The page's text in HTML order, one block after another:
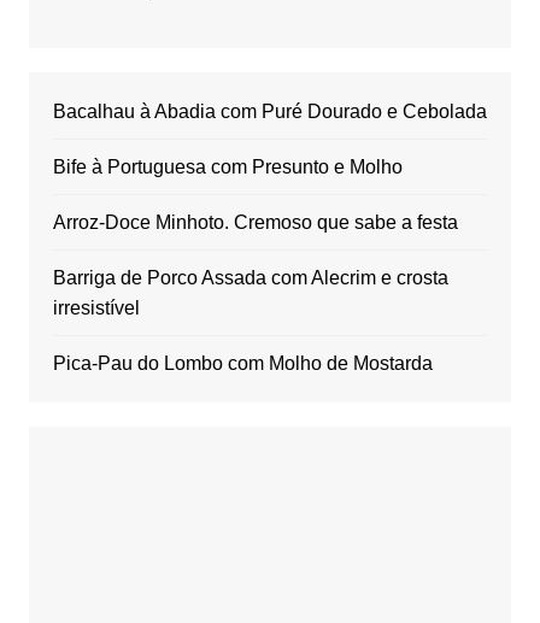
Bacalhau à Abadia com Puré Dourado e Cebolada
Bife à Portuguesa com Presunto e Molho
Arroz-Doce Minhoto. Cremoso que sabe a festa
Barriga de Porco Assada com Alecrim e crosta
irresistível
Pica-Pau do Lombo com Molho de Mostarda